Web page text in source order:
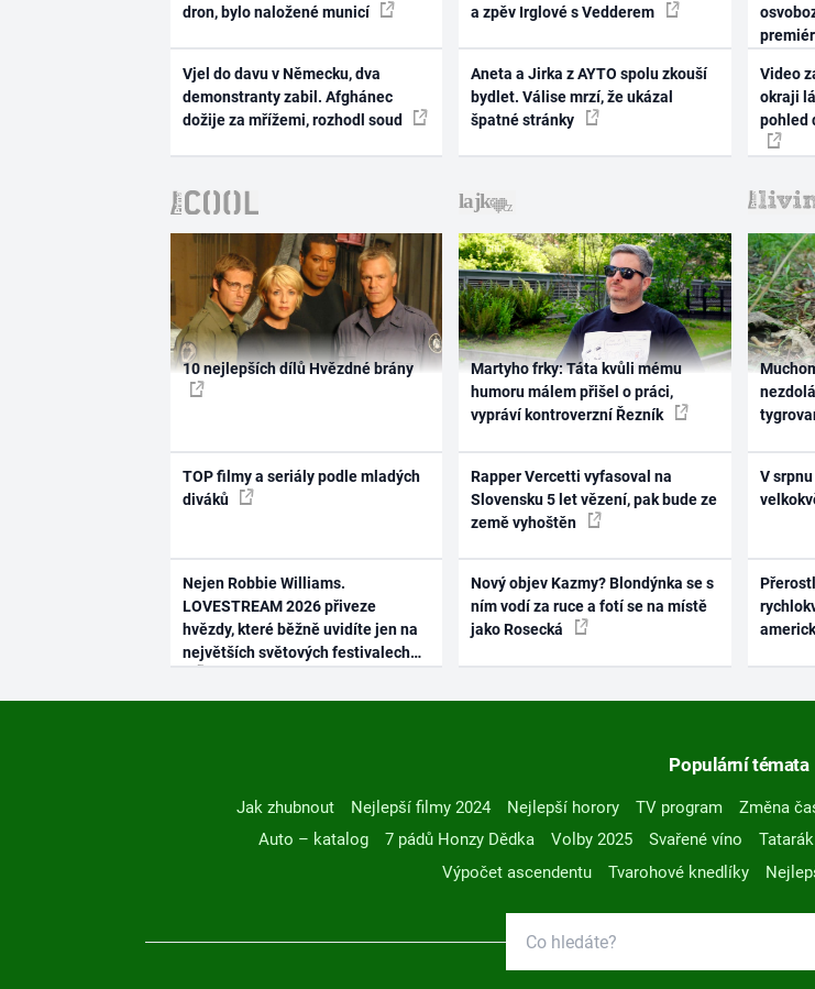
dron, bylo naložené municí
Vjel do davu v Německu, dva
demonstranty zabil. Afghánec
dožije za mřížemi, rozhodl soud
a zpěv Irglové s Vedderem
Aneta a Jirka z AYTO spolu zkouší
bydlet. Válise mrzí, že ukázal
špatné stránky
Video
okraji
pohled
10 nejlepších dílů Hvězdné brány
TOP filmy a seriály podle mladých
diváků
Nejen Robbie Williams.
LOVESTREAM 2026 přiveze
hvězdy, které běžně uvidíte jen na
největších světových festivalech
Martyho frky: Táta kvůli mému
humoru málem přišel o práci,
vypráví kontroverzní Řezník
Rapper Vercetti vyfasoval na
Slovensku 5 let vězení, pak bude ze
země vyhoštěn
Nový objev Kazmy? Blondýnka se s
ním vodí za ruce a fotí se na místě
jako Rosecká
V
Populární témata
Jak zhubnout Nejlepší filmy 2024 Nejlepší horory TV program Změna
Auto – katalog
7 pádů Honzy Dědka Volby 2025 Svařené víno
Výpočet ascendentu
Tvarohové knedlíky